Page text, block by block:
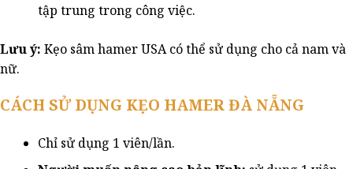
tập trung trong công việc.
Lưu ý: Kẹo sâm hamer USA có thể sử dụng cho cả nam và
nữ.
CÁCH SỬ DỤNG KẸO HAMER ĐÀ NẴNG
Chỉ sử dụng 1 viên/lần.